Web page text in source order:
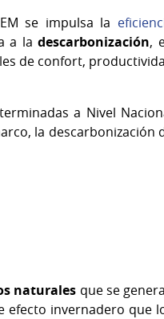
se impulsa la
a ladescarbonización,
de confort,
a Nivel
la descarbonización
naturales que se
efecto invernadero que